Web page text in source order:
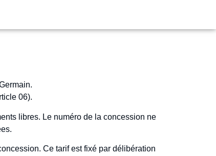
06).
libres. Le numéro de la concession ne
Ce tarif est fixé par délibération